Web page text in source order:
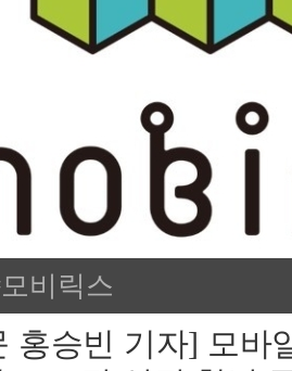
비릭스
홍승빈 기자] 모바